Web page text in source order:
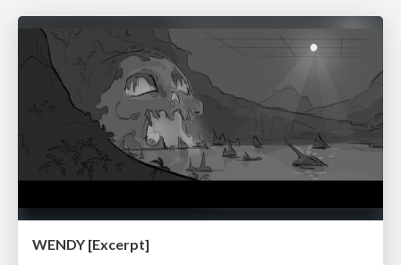
WENDY [Excerpt]